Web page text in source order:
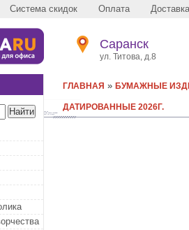
Система скидок Оплата Доставка
Саранск
ул. Титова, д.8
ГЛАВНАЯ » БУМАЖНЫЕ
ДАТИРОВАННЫЕ 2026Г.